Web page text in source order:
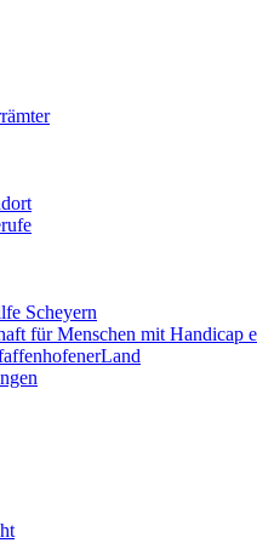
Scheyern
für Menschen mit Handicap